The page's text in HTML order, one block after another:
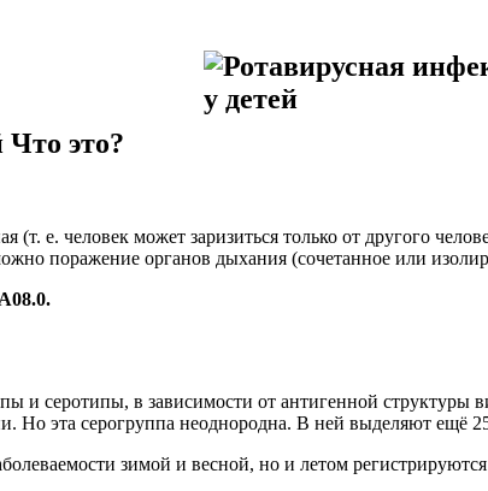
Что это?
(т. е. человек может заризиться только от другого
поражение органов дыхания (сочетанное или
и серотипы, в зависимости от антигенной
Но эта серогруппа неоднородна. В ней выделяют ещё
зимой и весной, но и летом